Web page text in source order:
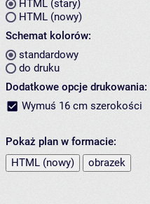
HTML (stary)
HTML (nowy)
Schemat kolorów:
standardowy
do druku
Dodatkowe opcje drukowania:
Wymuś 16 cm szerokości
Pokaż plan w formacie:
HTML (nowy)
obrazek